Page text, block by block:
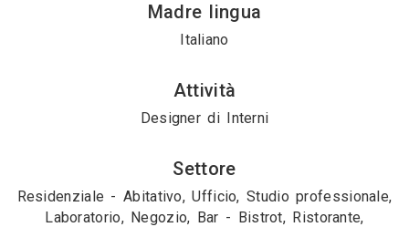
Madre lingua
Italiano
Attività
Designer di Interni
Settore
Residenziale - Abitativo, Ufficio, Studio professionale,
Laboratorio, Negozio, Bar - Bistrot, Ristorante,